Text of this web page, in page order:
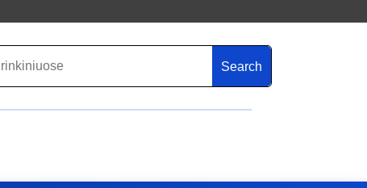
Search